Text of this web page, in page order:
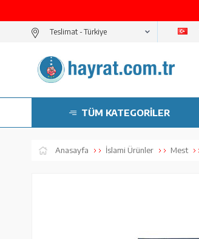
Teslimat -
TÜM KATEGORİLER
Anasayfa İslami Ürünler Mest